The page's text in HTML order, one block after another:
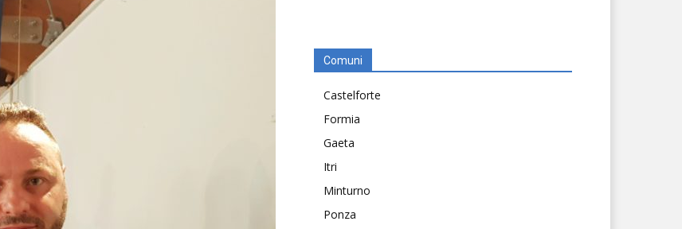
Comuni
Castelforte
Formia
Gaeta
Itri
Minturno
Ponza